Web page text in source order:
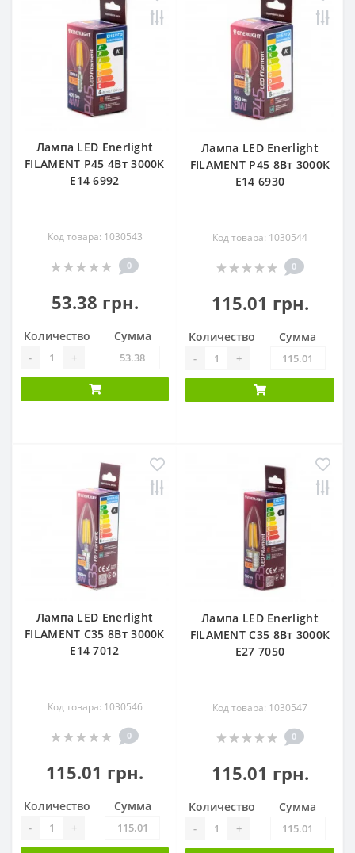
Лампа LED Enerlight
FILAMENT Р45 4Вт 3000К
E14 6992
Код товара: 1030543
0
53.38 грн.
Количество
- +
Сумма
Лампа LED Enerlight
FILAMENT Р45 8Вт 3000К
E14 6930
Код товара: 1030544
0
115.01 грн.
Количество
- +
Сумма
Лампа LED Enerlight
FILAMENT С35 8Вт 3000К
E14 7012
Код товара: 1030546
0
115.01 грн.
Количество
- +
Сумма
Лампа LED Enerlight
FILAMENT С35 8Вт 3000К
E27 7050
Код товара: 1030547
0
115.01 грн.
Количество
- +
Сумма